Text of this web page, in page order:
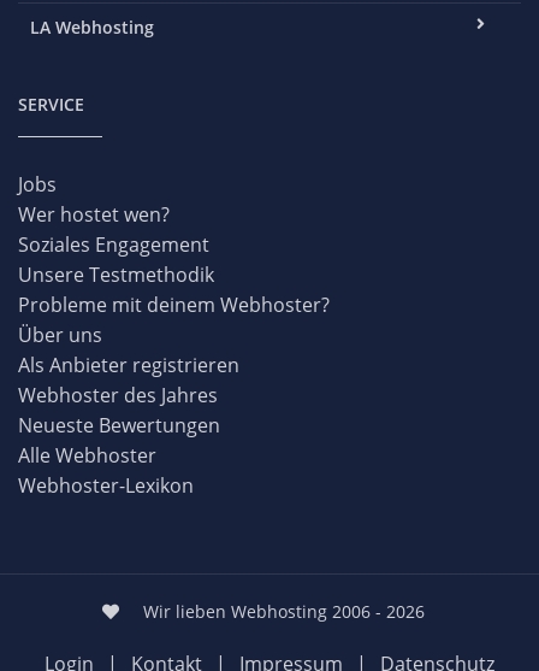
LA Webhosting
SERVICE
Jobs
Wer hostet wen?
Soziales Engagement
Unsere Testmethodik
Probleme mit deinem Webhoster?
Über uns
Als Anbieter registrieren
Webhoster des Jahres
Neueste Bewertungen
Alle Webhoster
Webhoster-Lexikon
Wir lieben Webhosting 2006 - 2026
Login | Kontakt | Impressum | Datenschutz